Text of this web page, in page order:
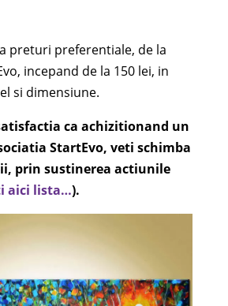
preturi preferentiale, de la
incepand de la 150 lei, in
si dimensiune.
ca achizitionand un
StartEvo, veti schimba
prin sustinerea actiunile
aici lista…).